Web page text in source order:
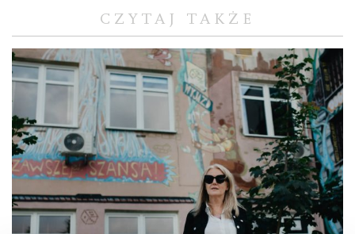
CZYTAJ TAKŻE